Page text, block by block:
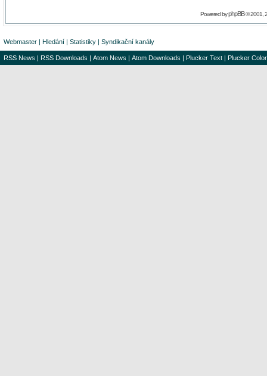
Powered byphpBB© 2001,
Webmaster | Hledání | Statistiky | Syndikační kanály
RSS News | RSS Downloads | Atom News | Atom Downloads | Plucker Text | Plucker Color